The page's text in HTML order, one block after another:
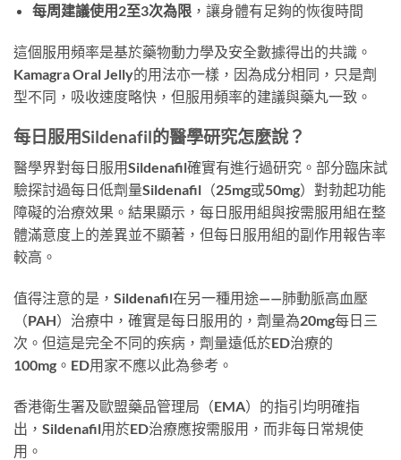
每周建議使用2至3次為限，讓身體有足夠的恢復時間
這個服用頻率是基於藥物動力學及安全數據得出的共識。
Kamagra Oral Jelly的用法亦一樣，因為成分相同，只是劑
型不同，吸收速度略快，但服用頻率的建議與藥丸一致。
每日服用Sildenafil的醫學研究怎麼說？
醫學界對每日服用Sildenafil確實有進行過研究。部分臨床試
驗探討過每日低劑量Sildenafil（25mg或50mg）對勃起功能
障礙的治療效果。結果顯示，每日服用組與按需服用組在整
體滿意度上的差異並不顯著，但每日服用組的副作用報告率
較高。
值得注意的是，Sildenafil在另一種用途——肺動脈高血壓
（PAH）治療中，確實是每日服用的，劑量為20mg每日三
次。但這是完全不同的疾病，劑量遠低於ED治療的
100mg。ED用家不應以此為參考。
香港衛生署及歐盟藥品管理局（EMA）的指引均明確指
出，Sildenafil用於ED治療應按需服用，而非每日常規使
用。